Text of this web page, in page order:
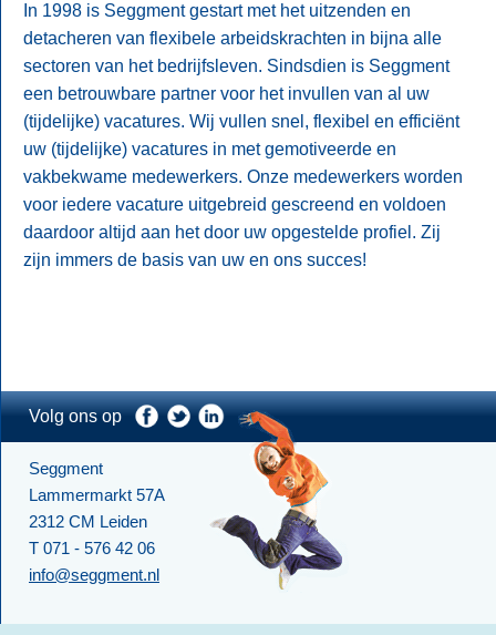
In 1998 is Seggment gestart met het uitzenden en
detacheren van flexibele arbeidskrachten in bijna alle
sectoren van het bedrijfsleven. Sindsdien is Seggment
een betrouwbare partner voor het invullen van al uw
(tijdelijke) vacatures. Wij vullen snel, flexibel en efficiënt
uw (tijdelijke) vacatures in met gemotiveerde en
vakbekwame medewerkers. Onze medewerkers worden
voor iedere vacature uitgebreid gescreend en voldoen
daardoor altijd aan het door uw opgestelde profiel. Zij
zijn immers de basis van uw en ons succes!
Volg ons op
Seggment
Lammermarkt 57A
2312 CM Leiden
T 071 - 576 42 06
info@seggment.nl